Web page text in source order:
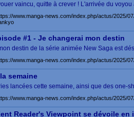
vaincu, quitte à crever ! L'arrivée du
www.manga-news.com/index.php/actus/2025/
#1 - Je changerai mon destin
destin de la série animée New Saga est
www.manga-news.com/index.php/actus/2025/
semaine
lancées cette semaine, ainsi que des one-
www.manga-news.com/index.php/actus/2025/
Reader's Viewpoint se dévoile en